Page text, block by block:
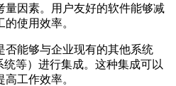
量因素。用户友好的软件能够减
使用效率。
否能够与企业现有的其他系统
统等）进行集成。这种集成可以
工作效率。